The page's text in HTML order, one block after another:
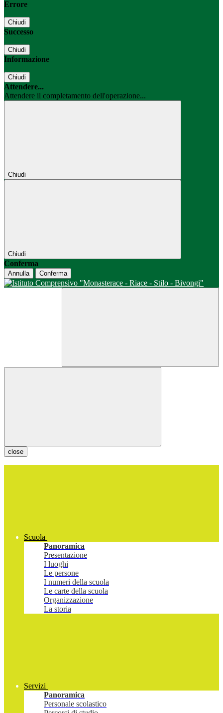
Errore
Chiudi
Successo
Chiudi
Informazione
Chiudi
Attendere...
Attendere il completamento dell'operazione...
Chiudi
Chiudi
Conferma
Annulla Conferma
close
Scuola
Panoramica
Presentazione
I luoghi
Le persone
I numeri della scuola
Le carte della scuola
Organizzazione
La storia
Servizi
Panoramica
Personale scolastico